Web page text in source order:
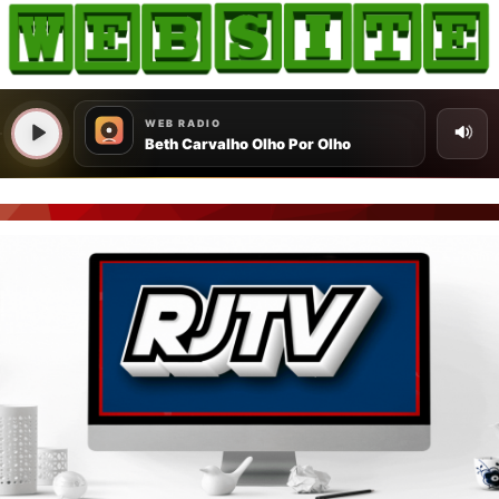
HOME
COMO ANUNCIAR
JORNAIS DO BRASIL
PODCAST/NOTÍCIAS
AS NOTÍCIAS DO DIA
CANAL 3CLIMAS
ACONTECEU...VIROU MANCHETE!
BLOGS & COLUNAS
AGÊNCIA DE NOTÍCIAS
CNN BRASIL